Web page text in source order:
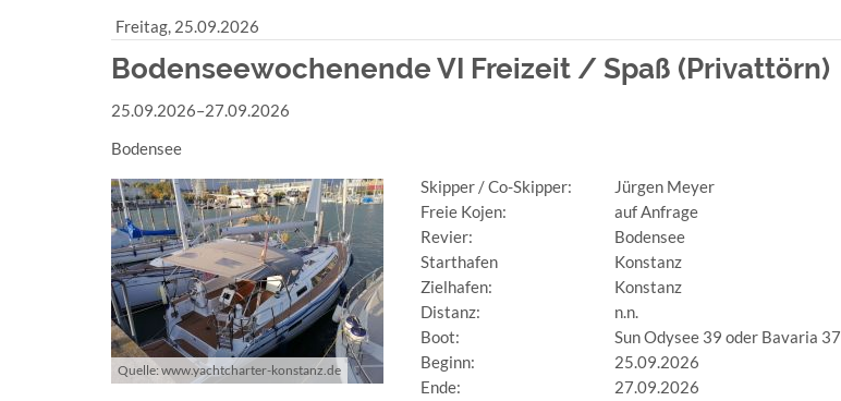
PRIVATTÖRN)
Freitag, 25.09.2026
Bodenseewochenende VI Freizeit / Spaß (Privattörn)
25.09.2026–27.09.2026
Bodensee
Quelle: www.yachtcharter-konstanz.de
Skipper / Co-Skipper:
Jürgen Meyer
Freie Kojen:
auf Anfrage
Revier:
Bodensee
Starthafen
Konstanz
Zielhafen:
Konstanz
Distanz:
n.n.
Boot:
Sun Odysee 39 oder Bavaria 37
Beginn:
25.09.2026
Ende:
27.09.2026